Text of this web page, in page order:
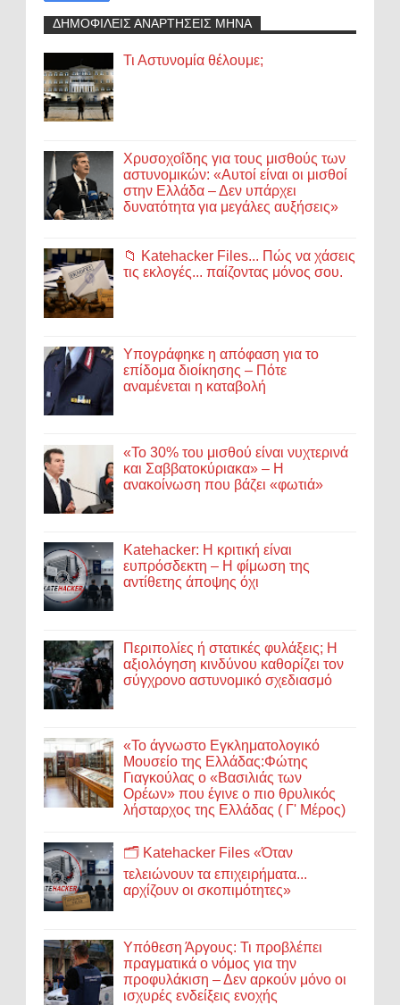
ΔΗΜΟΦΙΛΕΙΣ ΑΝΑΡΤΗΣΕΙΣ ΜΗΝΑ
Τι Αστυνομία θέλουμε;
Χρυσοχοΐδης για τους μισθούς των
αστυνομικών: «Αυτοί είναι οι μισθοί
στην Ελλάδα – Δεν υπάρχει
δυνατότητα για μεγάλες αυξήσεις»
📁 Katehacker Files... Πώς να χάσεις
τις εκλογές... παίζοντας μόνος σου.
Υπογράφηκε η απόφαση για το
επίδομα διοίκησης – Πότε
αναμένεται η καταβολή
«Το 30% του μισθού είναι νυχτερινά
και Σαββατοκύριακα» – Η
ανακοίνωση που βάζει «φωτιά»
Katehacker: Η κριτική είναι
ευπρόσδεκτη – Η φίμωση της
αντίθετης άποψης όχι
Περιπολίες ή στατικές φυλάξεις; Η
αξιολόγηση κινδύνου καθορίζει τον
σύγχρονο αστυνομικό σχεδιασμό
«Το άγνωστο Εγκληματολογικό
Μουσείο της Ελλάδας:Φώτης
Γιαγκούλας ο «Βασιλιάς των
Ορέων» που έγινε ο πιο θρυλικός
λήσταρχος της Ελλάδας ( Γ' Μέρος)
🗂️ Katehacker Files «Όταν
τελειώνουν τα επιχειρήματα...
αρχίζουν οι σκοπιμότητες»
Υπόθεση Άργους: Τι προβλέπει
πραγματικά ο νόμος για την
προφυλάκιση – Δεν αρκούν μόνο οι
ισχυρές ενδείξεις ενοχής